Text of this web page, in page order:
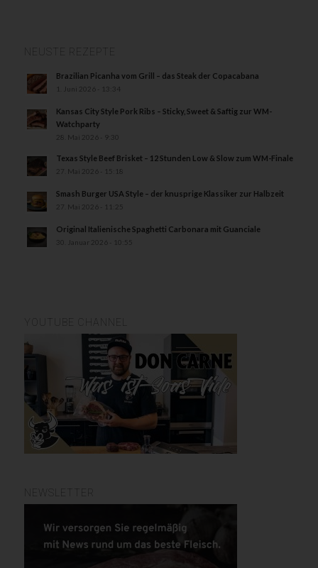
NEUSTE REZEPTE
Brazilian Picanha vom Grill – das Steak der Copacabana
1. Juni 2026 - 13:34
Kansas City Style Pork Ribs – Sticky, Sweet & Saftig zur WM-
Watchparty
28. Mai 2026 - 9:30
Texas Style Beef Brisket – 12 Stunden Low & Slow zum WM-Finale
27. Mai 2026 - 15:18
Smash Burger USA Style – der knusprige Klassiker zur Halbzeit
27. Mai 2026 - 11:25
Original Italienische Spaghetti Carbonara mit Guanciale
30. Januar 2026 - 10:55
YOUTUBE CHANNEL
NEWSLETTER